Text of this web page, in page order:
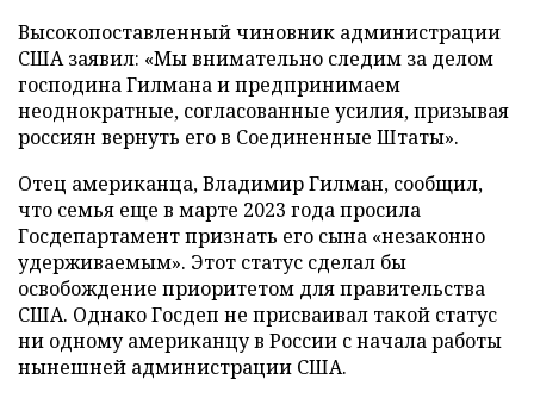
Высокопоставленный чиновник администрации
США заявил: «Мы внимательно следим за делом
господина Гилмана и предпринимаем
неоднократные, согласованные усилия, призывая
россиян вернуть его в Соединенные Штаты».
Отец американца, Владимир Гилман, сообщил,
что семья еще в марте 2023 года просила
Госдепартамент признать его сына «незаконно
удерживаемым». Этот статус сделал бы
освобождение приоритетом для правительства
США. Однако Госдеп не присваивал такой статус
ни одному американцу в России с начала работы
нынешней администрации США.